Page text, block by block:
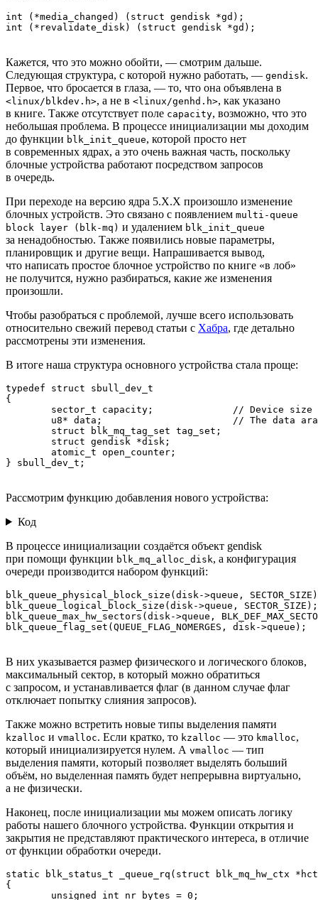
int (*media_changed) (struct gendisk *gd);
int (*revalidate_disk) (struct gendisk *gd);
Кажется, что это можно обойти, — смотрим дальше.
Следующая структура, с которой нужно работать, — gendisk.
Первое, что бросается в глаза, — то, что она объявлена в
<linux/blkdev.h>, а не в <linux/genhd.h>, как указано
в книге. Также отсутствует поле capacity, возможно, что это
небольшая проблема. В процессе инициализации мы доходим
до функции blk_init_queue, которой просто нет
в современных ядрах, а это очень важная часть, поскольку
блочные устройства работают посредством запросов
в очередь.
При переходе на версию ядра 5.X.X произошло изменение
блочных устройств. Это связано с появлением multi-queue
block layer (blk-mq) и удалением blk_init_queue
за ненадобностью. Также появились новые параметры,
планировщик и другие вещи. Напрашивается вывод,
что написать простое блочное устройство по книге «в лоб»
не получится, нужно разбираться, какие же изменения
произошли.
Чтобы разобраться с проблемой, лучше всего использовать
относительно свежий перевод статьи с Хабра, где детально
рассмотрены эти изменения.
В итоге наша структура основного устройства стала проще:
typedef struct sbull_dev_t
{
} sbull_dev_t;
Рассмотрим функцию добавления нового устройства:
Код
В процессе инициализации создаётся объект gendisk
при помощи функции blk_mq_alloc_disk, а конфигурация
очереди производится набором функций:
blk_queue_physical_block_size(disk->queue,
blk_queue_logical_block_size(disk->queue, SECTOR_SIZE);
blk_queue_max_hw_sectors(disk->queue,
blk_queue_flag_set(QUEUE_FLAG_NOMERGES, disk->queue);
В них указывается размер физического и логического блоков,
максимальный сектор, в который можно обратиться
с запросом, и устанавливается флаг (в данном случае флаг
отключает попытку слияния запросов).
Также можно встретить новые типы выделения памяти
kzalloc и vmalloc. Если кратко, то kzalloc — это kmalloc,
который инициализируется нулем. А vmalloc — тип
выделения памяти, который позволяет выделять больший
объём, но выделенная память будет непрерывна виртуально,
а не физически.
Наконец, после инициализации мы можем описать логику
работы нашего блочного устройства. Функции открытия и
закрытия не представляют практического интереса, в отличие
от функции обработки очереди.
static blk_status_t _queue_rq(struct blk_mq_hw_ctx
{